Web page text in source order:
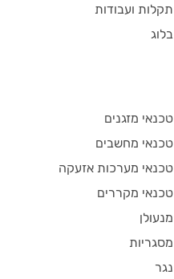
תקלות ועבודות
בלוג
טכנאי מזגנים
טכנאי מחשבים
טכנאי מערכות אזעקה
טכנאי מקררים
מנעולן
מסגריות
נגר